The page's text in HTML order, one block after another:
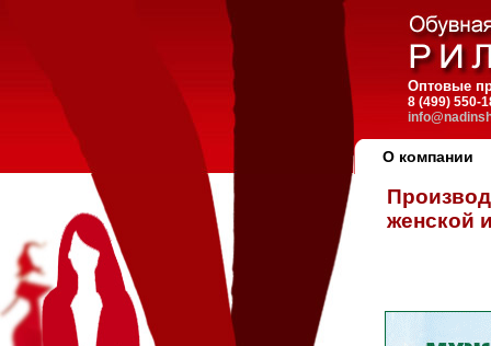
Оптовые
8 (499) 550-
О компании
женской